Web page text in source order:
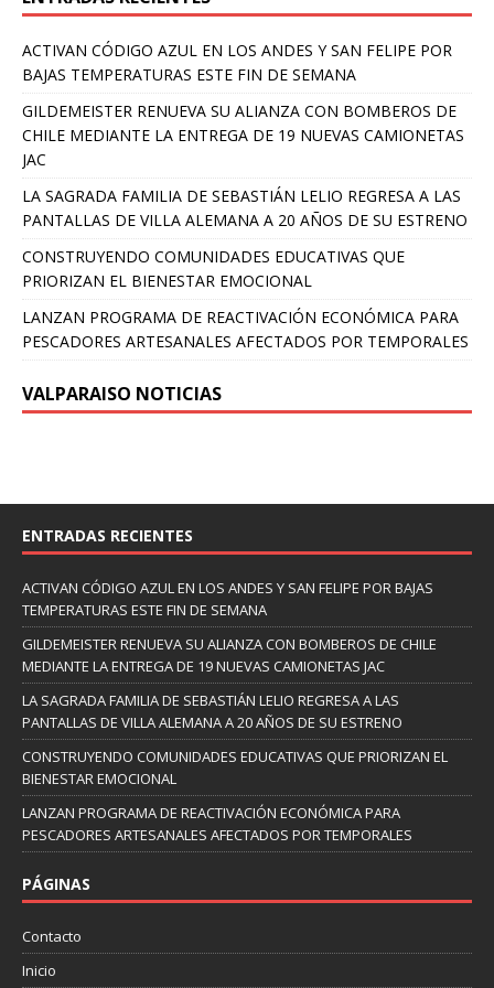
ACTIVAN CÓDIGO AZUL EN LOS ANDES Y SAN FELIPE POR
BAJAS TEMPERATURAS ESTE FIN DE SEMANA
GILDEMEISTER RENUEVA SU ALIANZA CON BOMBEROS DE
CHILE MEDIANTE LA ENTREGA DE 19 NUEVAS CAMIONETAS
JAC
LA SAGRADA FAMILIA DE SEBASTIÁN LELIO REGRESA A LAS
PANTALLAS DE VILLA ALEMANA A 20 AÑOS DE SU ESTRENO
CONSTRUYENDO COMUNIDADES EDUCATIVAS QUE
PRIORIZAN EL BIENESTAR EMOCIONAL
LANZAN PROGRAMA DE REACTIVACIÓN ECONÓMICA PARA
PESCADORES ARTESANALES AFECTADOS POR TEMPORALES
VALPARAISO NOTICIAS
ENTRADAS RECIENTES
ACTIVAN CÓDIGO AZUL EN LOS ANDES Y SAN FELIPE POR BAJAS
TEMPERATURAS ESTE FIN DE SEMANA
GILDEMEISTER RENUEVA SU ALIANZA CON BOMBEROS DE CHILE
MEDIANTE LA ENTREGA DE 19 NUEVAS CAMIONETAS JAC
LA SAGRADA FAMILIA DE SEBASTIÁN LELIO REGRESA A LAS
PANTALLAS DE VILLA ALEMANA A 20 AÑOS DE SU ESTRENO
CONSTRUYENDO COMUNIDADES EDUCATIVAS QUE PRIORIZAN EL
BIENESTAR EMOCIONAL
LANZAN PROGRAMA DE REACTIVACIÓN ECONÓMICA PARA
PESCADORES ARTESANALES AFECTADOS POR TEMPORALES
PÁGINAS
Contacto
Inicio